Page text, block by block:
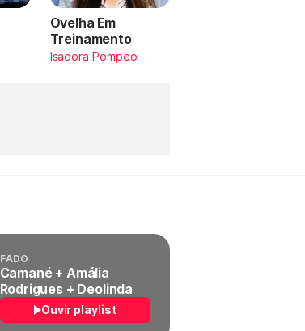
Ovelha Em
Treinamento
Isadora Pompeo
FADO
Camané + Amália
Rodrigues + Deolinda
Ouvir playlist